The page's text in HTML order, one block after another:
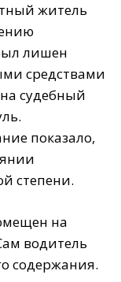
житель
лишен
средствами
судебный
показало,
степени.
на
водитель
содержания.